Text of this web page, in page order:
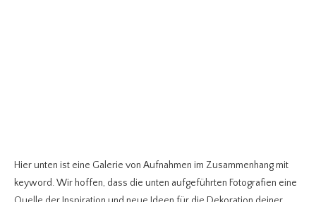
Hier unten ist eine Galerie von Aufnahmen im Zusammenhang mit
keyword. Wir hoffen, dass die unten aufgeführten Fotografien eine